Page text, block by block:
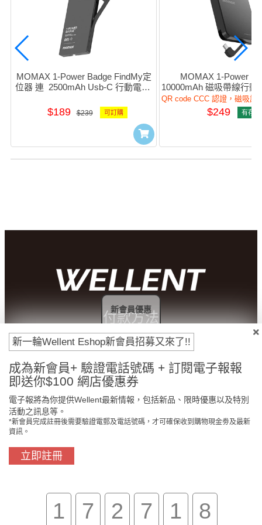
MOMAX 1-Power Badge FindMy定
位器 連  2500mAh Usb-C 行動電源
$189 $239 可訂購
MOMAX 1-Power
10000mAh 磁吸帶線行動
#IP158D
QR code CCC 認證，磁吸設
$249 有存貨
付款方法
買滿$800免費送貨 在線客服支援
新一輪Wellent Eshop新會員招募又來了!!
成為新會員+ 驗證電話號碼 + 訂閱電子報報
即送你$100 網店優惠券
電子報將為你提供Wellent最新情報，包括新品、限時優惠以及特別
活動之訊息等。
*新會員完成註冊後需要驗證電郵及電話號碼，才可確保收到購物現金劵及最新
資訊。
立即註冊
1 7 2 7 1 8
新會員優惠